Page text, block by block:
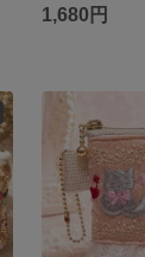
1,680円